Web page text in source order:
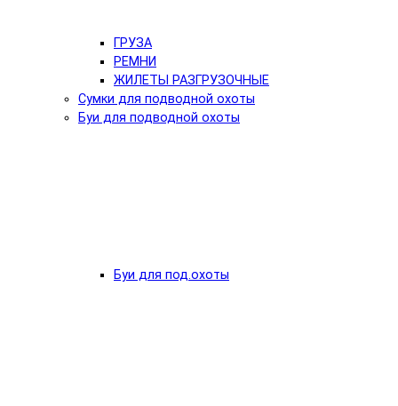
ГРУЗА
РЕМНИ
ЖИЛЕТЫ РАЗГРУЗОЧНЫЕ
Сумки для подводной охоты
Буи для подводной охоты
Буи для под.охоты